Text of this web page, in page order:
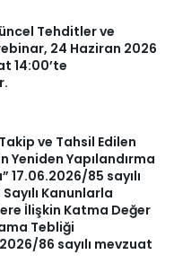
Tehditler ve
24 Haziran 2026
14:00’te
ve Tahsil Edilen
Yeniden Yapılandırma
17.06.2026/85 sayılı
Kanunlarla
İlişkin Katma Değer
Tebliği
86 sayılı mevzuat